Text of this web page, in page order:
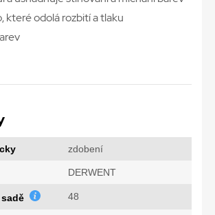
které odolá rozbití a tlaku
zdobení
DERWENT
48